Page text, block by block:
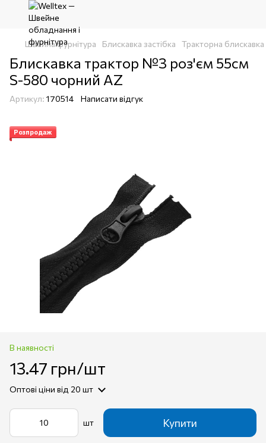
Швейна фурнітура Блискавка застібка Тракторна блискавка
Блискавка трактор №3 роз'єм 55см
S-580 чорний AZ
Артикул: 170514 Написати відгук
Розпродаж
В наявності
13.47 грн/шт
Оптові ціни від 20 шт
шт Купити